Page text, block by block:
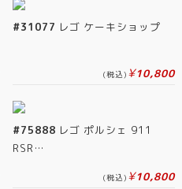
#31077 レゴ ケーキショップ
(税込) ¥10,800
#75888 レゴ ポルシェ 911
RSR…
(税込) ¥10,800